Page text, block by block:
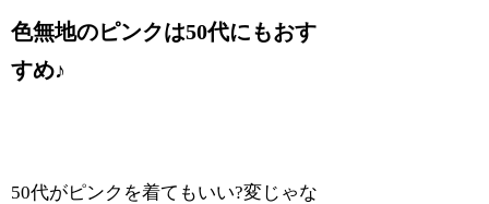
色無地のピンクは50代にもおす
すめ♪
50代がピンクを着てもいい?変じゃな